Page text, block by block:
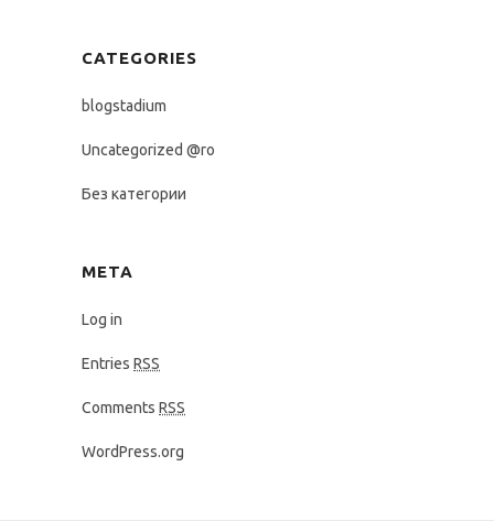
CATEGORIES
blogstadium
Uncategorized @ro
Без категории
META
Log in
Entries RSS
Comments RSS
WordPress.org